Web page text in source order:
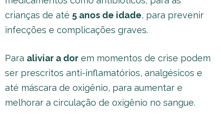
crianças de até 5 anos de idade, para prevenir
infecções e complicações graves.
Para aliviar a dor em momentos de crise podem
ser prescritos anti-inflamatórios, analgésicos e
até máscara de oxigênio, para aumentar e
melhorar a circulação de oxigênio no sangue.